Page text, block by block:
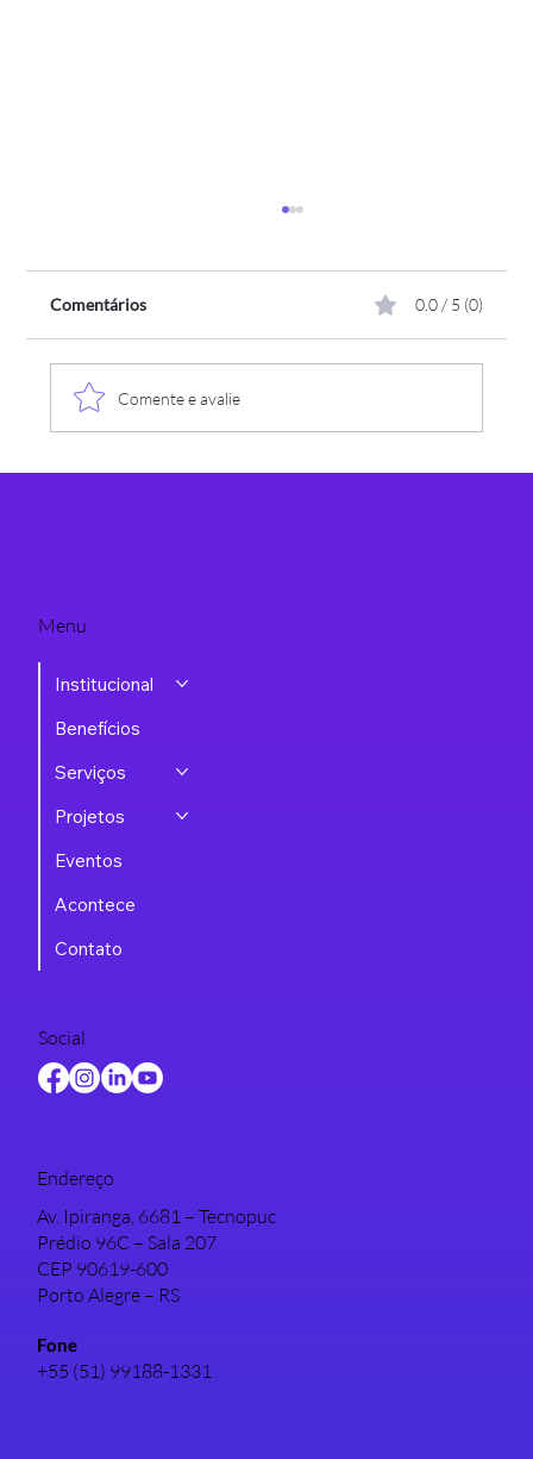
Comentários 0.0 / 5 (0)
Comente e avalie
Menu
Institucional
Benefícios
Serviços
Projetos
Eventos
Acontece
Contato
Social
Endereço
Av. Ipiranga, 6681 – Tecnopuc
Prédio 96C – Sala 207
CEP 90619-600
Porto Alegre – RS
Fone
+55 (51) 99188-1331